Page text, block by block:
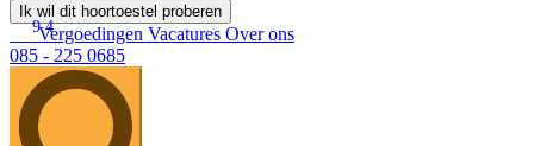
Ik wil dit hoortoestel proberen
9.4
Vergoedingen Vacatures Over ons
085 - 225 0685